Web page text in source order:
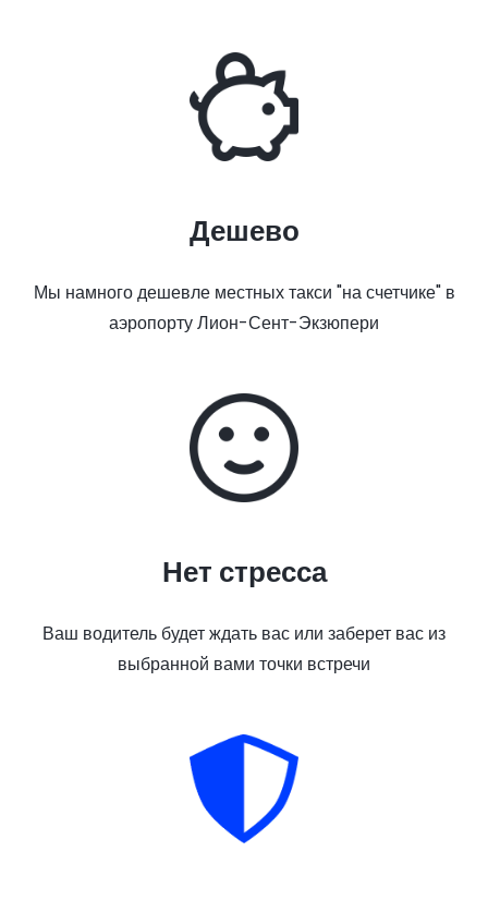
Дешево
Мы намного дешевле местных такси "на счетчике" в
аэропорту Лион-Сент-Экзюпери
Нет стресса
Ваш водитель будет ждать вас или заберет вас из
выбранной вами точки встречи